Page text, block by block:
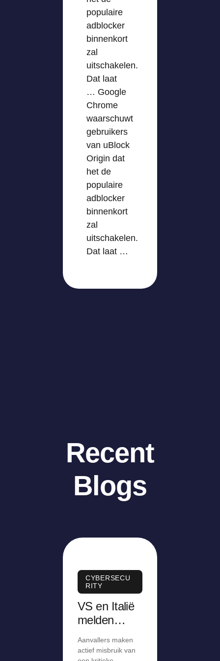
populaire
adblocker
binnenkort
zal
uitschakelen.
Dat laat
… Google
Chrome
waarschuwt
gebruikers
van uBlock
Origin dat
het de
populaire
adblocker
binnenkort
zal
uitschakelen.
Dat laat …
Recent
Blogs
CYBERSECU
RITY
VS en Italië
melden
kritiek lek in
Aanvallers maken
actief misbruik van